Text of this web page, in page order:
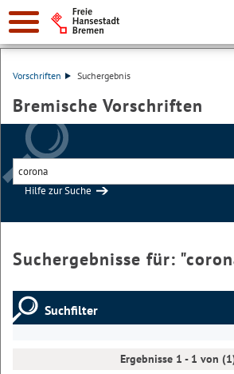
Vorschriften Suchergebnis
Bremische Vorschriften
Hilfe zur Suche
Suchergebnisse für: "
Suchfilter
Ergebnisse 1 - 1 von